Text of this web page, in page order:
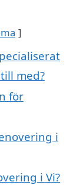
med?
för
i
i Vi?